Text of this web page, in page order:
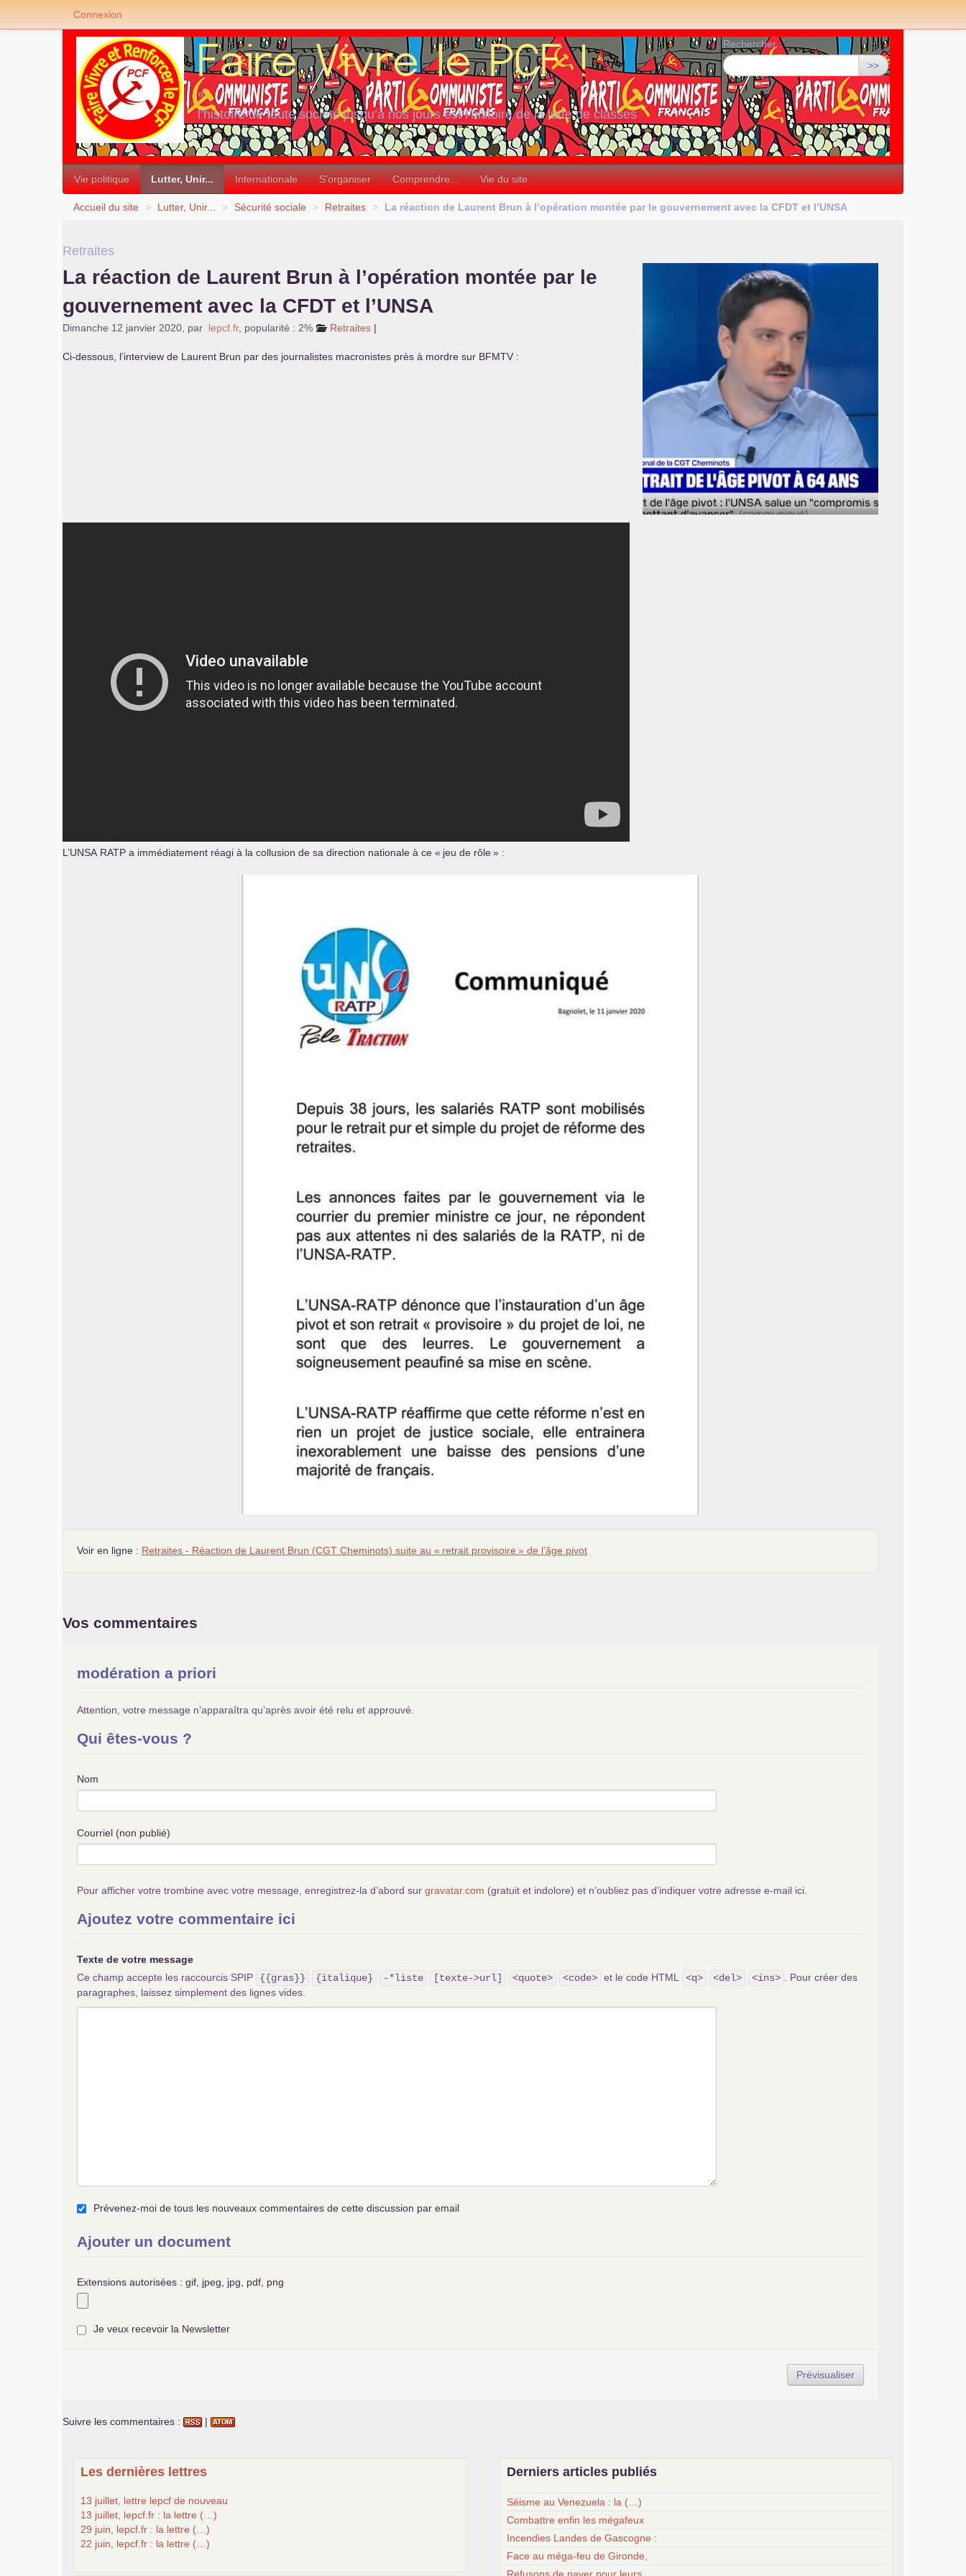
«
l’histoire de toute société jusqu’à nos jours est l’histoire de la lutte de classes
»
Rechercher :
>>
Vie politique Lutter, Unir... Internationale S’organiser Comprendre... Vie du site
Accueil du site > Lutter, Unir... > Sécurité sociale > Retraites > La réaction de Laurent Brun à l’opération montée par le gouvernement avec la CFDT et l’UNSA
Retraites
La réaction de Laurent Brun à l’opération montée par le
gouvernement avec la CFDT et l’UNSA
Dimanche 12 janvier 2020 par lepcf.fr, popularité : 2% Retraites |
Ci-dessous, l’interview de Laurent Brun par des journalistes macronistes près à mordre sur BFMTV :
L’UNSA RATP a immédiatement réagi à la collusion de sa direction nationale à ce « jeu de rôle» :
Voir en ligne : Retraites - Réaction de Laurent Brun (CGT Cheminots) suite au « retrait provisoire » de l’âge pivot
Vos commentaires
modération a priori
Attention, votre message n’apparaîtra qu’après avoir été relu et approuvé.
Qui êtes-vous ?
Nom
Courriel (non publié)
Pour afficher votre trombine avec votre message, enregistrez-la d’abord sur gravatar.com (gratuit et indolore) et n’oubliez pas d’indiquer votre adresse e-mail ici.
Ajoutez votre commentaire ici
Texte de votre message
Ce champ accepte les raccourcis SPIP
{{gras}} {italique} -*liste [texte->url] <quote> <code> et le code HTML <q> <del> <ins>
. Pour créer des
paragraphes, laissez simplement des lignes vides.
Prévenez-moi de tous les nouveaux commentaires de cette discussion par email
Ajouter un document
Extensions autorisées : gif, jpeg, jpg, pdf, png
Je veux recevoir la Newsletter
Suivre les commentaires : |
Les dernières lettres
13 juillet, lettre lepcf de nouveau
13 juillet, lepcf.fr : la lettre (…)
29 juin, lepcf.fr : la lettre (…)
22 juin, lepcf.fr : la lettre (…)
Derniers articles publiés
Séisme au Venezuela : la (…)
Combattre enfin les mégafeux
Incendies Landes de Gascogne :
Face au méga-feu de Gironde,
Connexion